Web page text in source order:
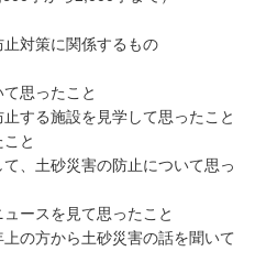
止対策に関係するもの
思ったこと
する施設を見学して思ったこと
と
、土砂災害の防止について思っ
ースを見て思ったこと
の方から土砂災害の話を聞いて